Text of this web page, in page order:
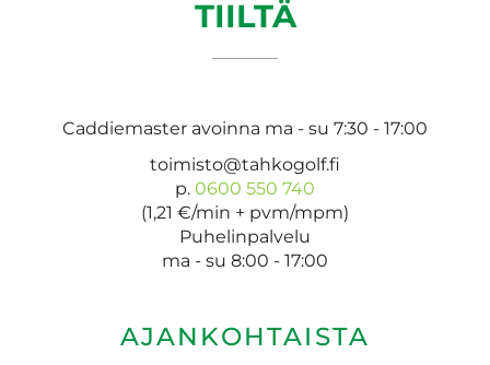
TIILTÄ
Caddiemaster avoinna ma - su 7:30 - 17:00
toimisto@tahkogolf.fi
p. 0600 550 740
(1,21 €/min + pvm/mpm)
Puhelinpalvelu
ma - su 8:00 - 17:00
AJANKOHTAISTA